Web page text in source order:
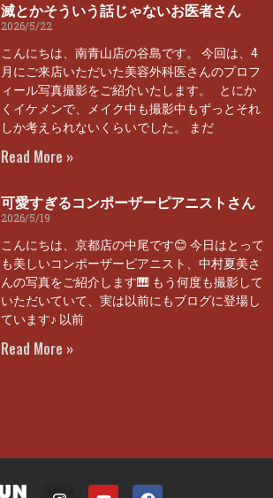
滅とかそういう話じゃないお医者さん
2026/5/22
こんにちは、南青山店の谷島です。 今回は、4
月にご来店いただいた美容外科医さんのプロフ
ィール写真撮影をご紹介いたします。 とにか
くイケメンで、メイク中も撮影中もずっとそれ
しか考えられないくらいでした。 まだ
Read More »
可愛すぎるコンポーザーピアニストさん
2026/5/19
こんにちは、京都店の中尾です😊 今日はとって
も美しいコンポーザーピアニスト、中村夏美さ
んの写真をご紹介します🎹 もう何度も撮影して
いただいていて、実は以前にもブログに登場し
ています♪ 以前
Read More »